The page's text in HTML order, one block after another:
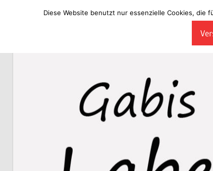
Diese Website benutzt nur essenzielle Cookies, die